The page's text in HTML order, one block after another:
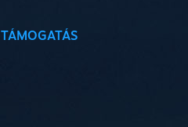
TÁMOGATÁS